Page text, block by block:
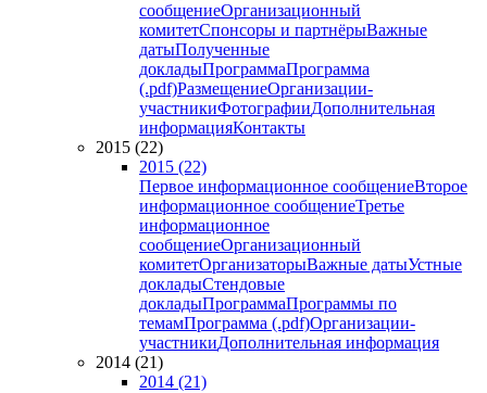
сообщениеОрганизационный
комитетСпонсоры и партнёрыВажные
датыПолученные
докладыПрограммаПрограмма
(.pdf)РазмещениеОрганизации-
участникиФотографииДополнительная
информацияКонтакты
2015 (22)
2015 (22)
Первое информационное сообщениеВторое
информационное сообщениеТретье
информационное
сообщениеОрганизационный
комитетОрганизаторыВажные датыУстные
докладыСтендовые
докладыПрограммаПрограммы по
темамПрограмма (.pdf)Организации-
участникиДополнительная информация
2014 (21)
2014 (21)